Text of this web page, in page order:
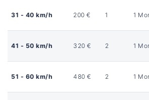
31 - 40 km/h 200 € 1 1
41 - 50 km/h 320 € 2 1
51 - 60 km/h 480 € 2 1